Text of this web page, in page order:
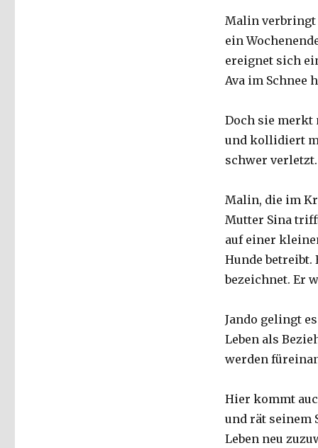
Malin verbringt
ein
ereignet sich
Ava im Schnee
Doch sie merkt
und kollidiert
schwer
Malin, die im
Mutter Sina
auf einer
Hunde betreibt.
bezeichnet. Er
Jando gelingt
Leben als
werden
Hier kommt
und rät seinem
Leben neu